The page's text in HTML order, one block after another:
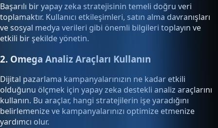
Başarılı bir yapay zeka stratejisinin temeli doğru veri
toplamaktır. Kullanıcı etkileşimleri, satın alma davranışları
ve sosyal medya verileri gibi önemli bilgileri toplayın ve
etkili bir şekilde yönetin.
2. Omega Analiz Araçları Kullanın
Dijital pazarlama kampanyalarınızın ne kadar etkili
olduğunu ölçmek için yapay zeka destekli analiz araçlarını
kullanın. Bu araçlar, hangi stratejilerin işe yaradığını
belirlemenize ve kampanyalarınızı optimize etmenize
yardımcı olur.